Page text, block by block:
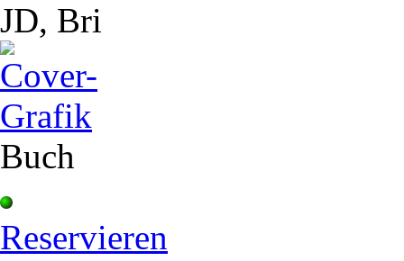
JD, Bri
Buch
Reservieren